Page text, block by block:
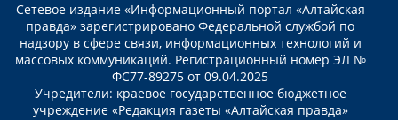
Сетевое издание «Информационный портал «Алтайская
правда» зарегистрировано Федеральной службой по
надзору в сфере связи, информационных технологий и
массовых коммуникаций. Регистрационный номер ЭЛ №
ФС77-89275 от 09.04.2025
Учредители: краевое государственное бюджетное
учреждение «Редакция газеты «Алтайская правда»